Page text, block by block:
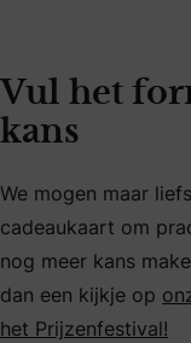
Vul het
kans
We mogen maar
cadeaukaart om
nog meer kans
dan een kijkje op
het Prijzenfestival!